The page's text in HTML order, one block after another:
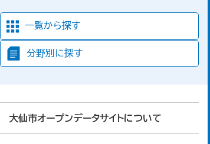
一覧から探す
分野別に探す
大仙市オープンデータサイトについて